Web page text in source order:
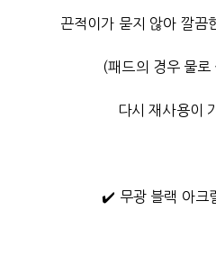
끈적이가 묻지 않아 깔끔
(패드의 경우 물로
다시 재사용이
✔️ 무광 블랙 아크